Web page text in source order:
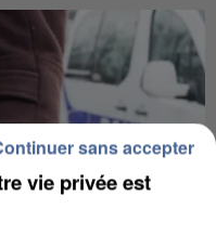
vie privée est
sans accepter